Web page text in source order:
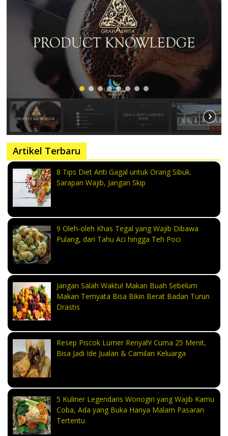
Artikel Terbaru
8 Tips Diet Anti Gagal untuk Orang Sibuk.
Sarapan Wajib, Jangan Skip
9 Oleh-oleh Khas Tegal yang Wajib Dibawa
Pulang, dari Tahu Aci hingga Teh Poci
Jangan Salah Waktu! Makan Buah Sebelum
Makan Ternyata Bisa Bikin Berat Badan Turun
Drastis
Resep Piscok Lumer Renyah! Cuma 25 Menit,
Bisa Jadi Ide Jualan & Camilan Keluarga
5 Kuliner Legendaris Wonogiri yang Wajib Kamu
Coba, Ada yang Buka Hanya Malam Pasaran
Tertentu